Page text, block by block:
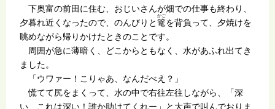
下奥富の前田に住む、おじいさんが畑での仕事も終わり、
夕暮れ近くなったので、のんびりと篭
かご
を背負って、夕焼けを
眺めながら帰りかけたときのことです。
周囲が急に薄暗く、どこからともなく、水があふれ出てき
ました。
「ウワァー！こりゃあ、なんだべえ？」
慌てて尻をまくって、水の中で右往左往しながら、「深
い、これは深い！誰か助けてくれー」と大声で叫んでおりま